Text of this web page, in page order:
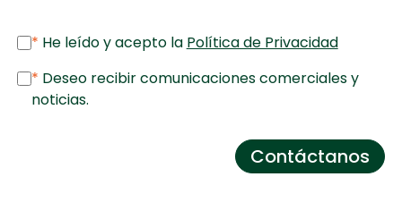
* He leído y acepto la Política de Privacidad
* Deseo recibir comunicaciones comerciales y
noticias.
Contáctanos